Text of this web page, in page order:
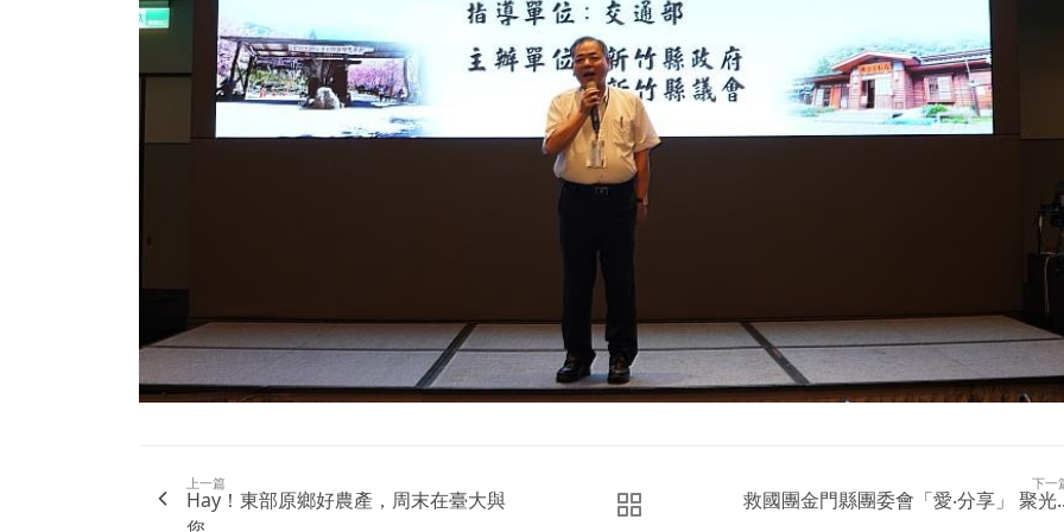
上一篇
Hay！東部原鄉好農產，周末在臺大與
下一
救國團金門縣團委會「愛‧分享」 聚光